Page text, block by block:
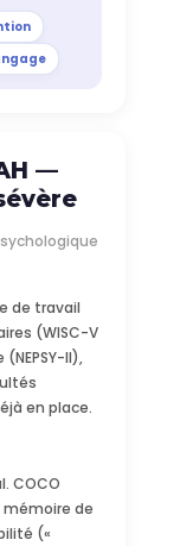
—
de travail
(WISC-V
II),
en place.
COCO
mémoire de
(«